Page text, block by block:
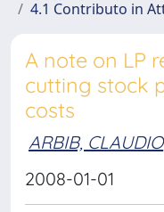
4.1 Contributo in
A note on LP
cutting stock
costs
ARBIB, CLAUDIO
2008-01-01